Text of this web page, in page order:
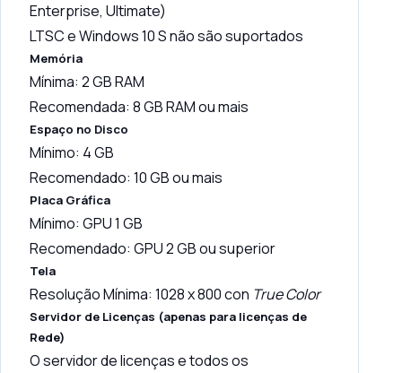
Enterprise, Ultimate)
LTSC e Windows 10 S não são suportados
Memória
Mínima: 2 GB RAM
Recomendada: 8 GB RAM ou mais
Espaço no Disco
Mínimo: 4 GB
Recomendado: 10 GB ou mais
Placa Gráfica
Mínimo: GPU 1 GB
Recomendado: GPU 2 GB ou superior
Tela
Resolução Mínima: 1028 x 800 con True Color
Servidor de Licenças (apenas para licenças de
Rede)
O servidor de licenças e todos os